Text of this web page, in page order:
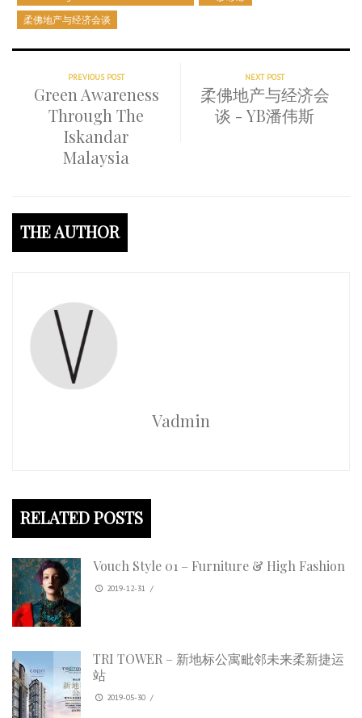
柔佛地产与经济会谈
PREVIOUS POST
Green Awareness
Through The
Iskandar
Malaysia
NEXT POST
柔佛地产与经济会
谈 - YB潘伟斯
THE AUTHOR
Vadmin
RELATED POSTS
Vouch Style 01 – Furniture & High Fashion
2019-12-31 /
TRI TOWER – 新地标公寓毗邻未来柔新捷运
站
2019-05-30 /